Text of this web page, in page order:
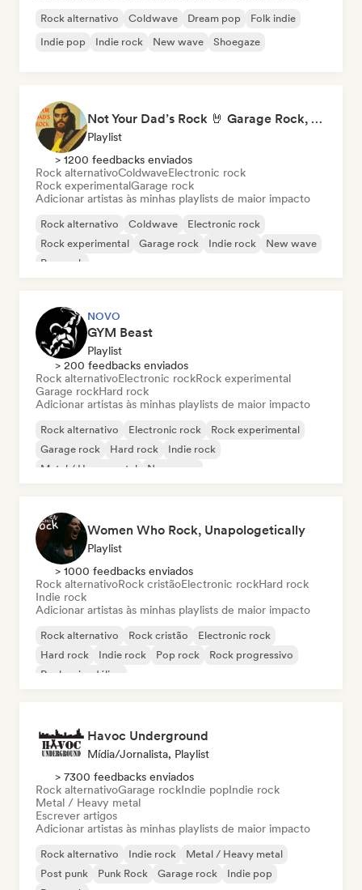
Rock alternativo Coldwave Dream pop
Folk indie
Indie pop
Indie rock New wave Shoegaze
Not Your Dad’s Rock 🤘 Garage Rock, Alt-Rock & Indie Anthems
Playlist
> 1200 feedbacks enviados
Rock alternativoColdwaveElectronic rock
Rock experimentalGarage rock
Adicionar artistas às minhas playlists de maior impacto
Rock alternativo Coldwave
Electronic rock
Rock experimental
Garage rock Indie rock
New wave
Pop rock
NOVO
GYM Beast
Playlist
> 200 feedbacks enviados
Rock alternativoElectronic rockRock experimental
Garage rockHard rock
Adicionar artistas às minhas playlists de maior impacto
Rock alternativo Electronic rock
Rock experimental
Garage rock
Hard rock
Indie rock
Metal / Heavy metal
New wave
Women Who Rock, Unapologetically
Playlist
> 1000 feedbacks enviados
Rock alternativoRock cristãoElectronic rockHard rock
Indie rock
Adicionar artistas às minhas playlists de maior impacto
Rock alternativo Rock cristão
Electronic rock
Hard rock
Indie rock Pop rock
Rock progressivo
Rock psicodélico
Havoc Underground
Mídia/Jornalista, Playlist
> 7300 feedbacks enviados
Rock alternativoGarage rockIndie popIndie rock
Metal / Heavy metal
Escrever artigos
Adicionar artistas às minhas playlists de maior impacto
Rock alternativo Indie rock
Metal / Heavy metal
Post punk
Punk Rock Garage rock
Indie pop